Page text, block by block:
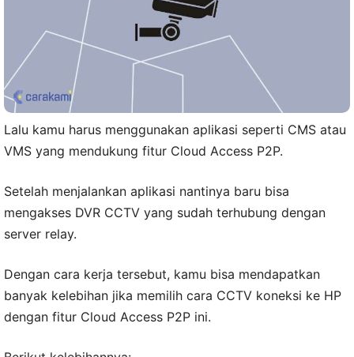
Lalu kamu harus menggunakan aplikasi seperti CMS atau
VMS yang mendukung fitur Cloud Access P2P.
Setelah menjalankan aplikasi nantinya baru bisa
mengakses DVR CCTV yang sudah terhubung dengan
server relay.
Dengan cara kerja tersebut, kamu bisa mendapatkan
banyak kelebihan jika memilih cara CCTV koneksi ke HP
dengan fitur Cloud Access P2P ini.